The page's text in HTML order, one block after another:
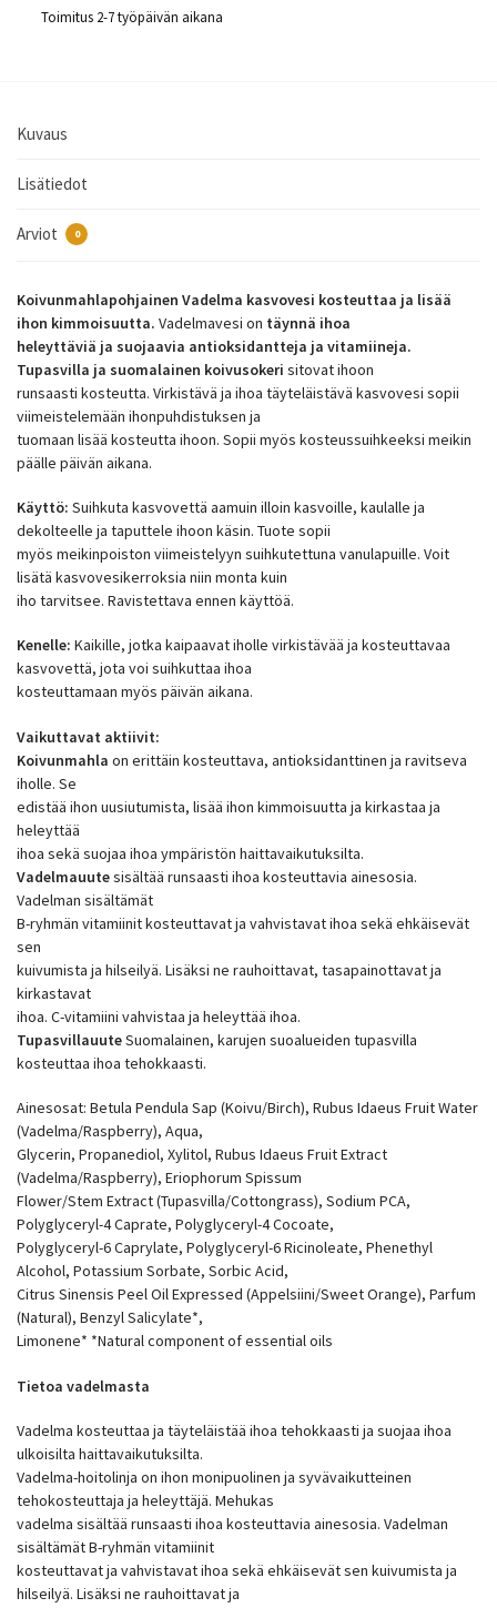
Toimitus 2-7 työpäivän aikana
Kuvaus
Lisätiedot
Arviot 0
Koivunmahlapohjainen Vadelma kasvovesi kosteuttaa ja lisää
ihon kimmoisuutta. Vadelmavesi on täynnä ihoa
heleyttäviä ja suojaavia antioksidantteja ja vitamiineja.
Tupasvilla ja suomalainen koivusokeri sitovat ihoon
runsaasti kosteutta. Virkistävä ja ihoa täyteläistävä kasvovesi sopii
viimeistelemään ihonpuhdistuksen ja
tuomaan lisää kosteutta ihoon. Sopii myös kosteussuihkeeksi meikin
päälle päivän aikana.
Käyttö: Suihkuta kasvovettä aamuin illoin kasvoille, kaulalle ja
dekolteelle ja taputtele ihoon käsin. Tuote sopii
myös meikinpoiston viimeistelyyn suihkutettuna vanulapuille. Voit
lisätä kasvovesikerroksia niin monta kuin
iho tarvitsee. Ravistettava ennen käyttöä.
Kenelle: Kaikille, jotka kaipaavat iholle virkistävää ja kosteuttavaa
kasvovettä, jota voi suihkuttaa ihoa
kosteuttamaan myös päivän aikana.
Vaikuttavat aktiivit:
Koivunmahla on erittäin kosteuttava, antioksidanttinen ja ravitseva
iholle. Se
edistää ihon uusiutumista, lisää ihon kimmoisuutta ja kirkastaa ja
heleyttää
ihoa sekä suojaa ihoa ympäristön haittavaikutuksilta.
Vadelmauutesisältää runsaasti ihoa kosteuttavia ainesosia.
Vadelman sisältämät
B-ryhmän vitamiinit kosteuttavat ja vahvistavat ihoa sekä ehkäisevät
sen
kuivumista ja hilseilyä. Lisäksi ne rauhoittavat, tasapainottavat ja
kirkastavat
ihoa. C-vitamiini vahvistaa ja heleyttää ihoa.
TupasvillauuteSuomalainen, karujen suoalueiden tupasvilla
kosteuttaa ihoa tehokkaasti.
Ainesosat: Betula Pendula Sap (Koivu/Birch), Rubus Idaeus Fruit Water
(Vadelma/Raspberry), Aqua,
Glycerin, Propanediol, Xylitol, Rubus Idaeus Fruit Extract
(Vadelma/Raspberry), Eriophorum Spissum
Flower/Stem Extract (Tupasvilla/Cottongrass), Sodium PCA,
Polyglyceryl-4 Caprate, Polyglyceryl-4 Cocoate,
Polyglyceryl-6 Caprylate, Polyglyceryl-6 Ricinoleate, Phenethyl
Alcohol, Potassium Sorbate, Sorbic Acid,
Citrus Sinensis Peel Oil Expressed (Appelsiini/Sweet Orange), Parfum
(Natural), Benzyl Salicylate*,
Limonene* *Natural component of essential oils
Tietoa vadelmasta
Vadelma kosteuttaa ja täyteläistää ihoa tehokkaasti ja suojaa ihoa
ulkoisilta haittavaikutuksilta.
Vadelma-hoitolinja on ihon monipuolinen ja syvävaikutteinen
tehokosteuttaja ja heleyttäjä. Mehukas
vadelma sisältää runsaasti ihoa kosteuttavia ainesosia. Vadelman
sisältämät B-ryhmän vitamiinit
kosteuttavat ja vahvistavat ihoa sekä ehkäisevät sen kuivumista ja
hilseilyä. Lisäksi ne rauhoittavat ja